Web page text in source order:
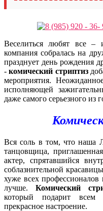
Веселиться любят все
компания собралась на
празднует день рождения
- комический стриптиз
мероприятия.
исполняющей
даже самого серьезного из
Вся соль в том, что наша
танцовщица,
актер, спрятавшийся
соблазнительной
хуже всех профессионалов
лучше. Комический
который подарит всем
прекрасное настроение.